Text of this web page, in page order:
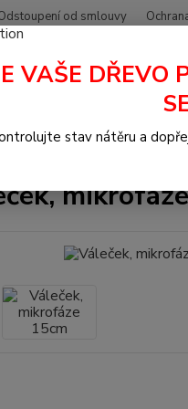
od smlouvy
Štětce,válečky,vany neorig.
VAŠE DŘEVO
stav nátěru a